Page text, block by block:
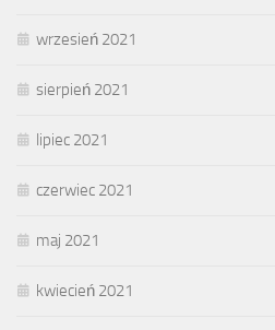
wrzesień 2021
sierpień 2021
lipiec 2021
czerwiec 2021
maj 2021
kwiecień 2021